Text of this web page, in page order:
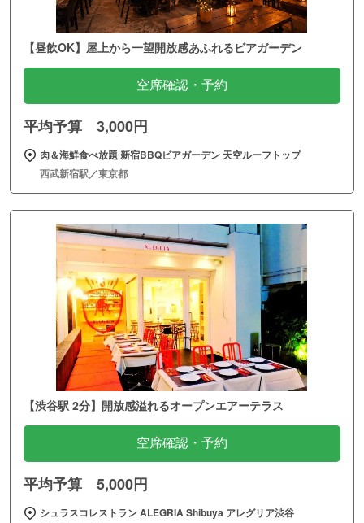
【昼飲OK】屋上から一望開放感あふれるビアガーデン
空席確認・予約
平均予算 3,000円
肉＆海鮮食べ放題 新宿BBQビアガーデン 天空ルーフトップ
西武新宿駅／東京都
【渋谷駅 2分】開放感溢れるオープンエアーテラス
空席確認・予約
平均予算 5,000円
シュラスコレストラン ALEGRIA Shibuya アレグリア渋谷